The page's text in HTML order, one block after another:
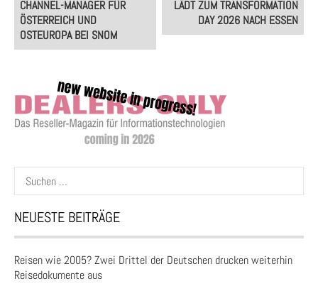
CHANNEL-MANAGER FÜR
ÖSTERREICH UND
OSTEUROPA BEI SNOM
LÄDT ZUM TRANSFORMATION
DAY 2026 NACH ESSEN
Suchen
nach:
NEUESTE BEITRÄGE
Reisen wie 2005? Zwei Drittel der Deutschen drucken weiterhin
Reisedokumente aus